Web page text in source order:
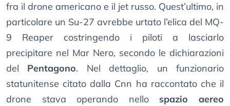
fra il drone americano e il jet russo. Quest’ultimo, in
particolare un Su-27 avrebbe urtato l’elica del MQ-
9 Reaper costringendo i piloti a lasciarlo
precipitare nel Mar Nero, secondo le dichiarazioni
del Pentagono. Nel dettaglio, un funzionario
statunitense citato dalla Cnn ha raccontato che il
drone stava operando nello spazio aereo